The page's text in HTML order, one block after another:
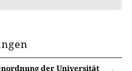
der Universität